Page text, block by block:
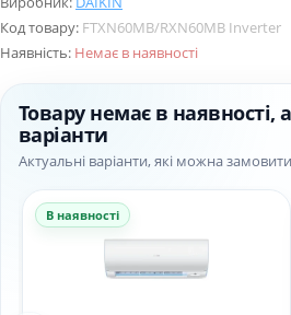
Код товару: FTXN60MB/RXN60MB Inverter
Наявність: Немає в наявності
Товару немає в
варіанти
Актуальні варіанти, які можна
В наявності